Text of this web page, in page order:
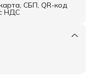
СБП, QR-код
НДС